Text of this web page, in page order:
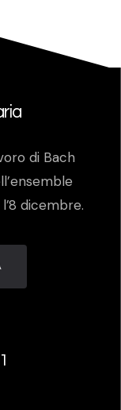
di Bach
dicembre.